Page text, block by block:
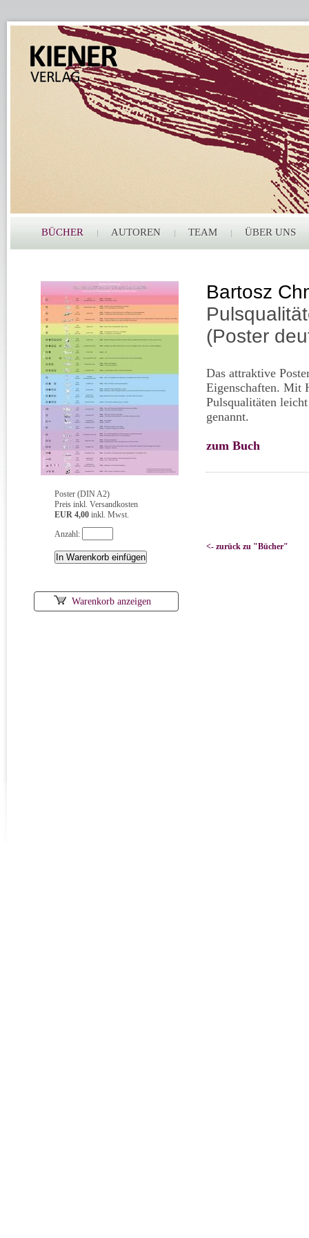
BÜCHER AUTOREN TEAM ÜBER UNS
Poster (DIN A2)
Preis inkl. Versandkosten
EUR 4,00inkl. Mwst.
Anzahl:
Warenkorb anzeigen
Bartosz
(Poster
Das attraktive
Eigenschaften. Mit
Pulsqualitäten
genannt.
zum Buch
<- zurück zu "Bücher"